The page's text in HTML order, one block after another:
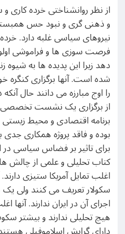
از نظر روانشناختی خرده کاری
و ذهنی گری و نبود حس
نیروهای سیاسی غلبه دارد. خرده
فرصت سوزی ها و فراموشی
دهد زیرا این پدیده ها به شیوه
شده است. آنها برگزاری کنگره
را اوج مبارزه می دانند حال
از برگزاری یک نشست تخصصی
برنامه اقتصادی و محیط
بوده و فاقد پروژه همکاری
برای تاثیر بر فضاس سیاسی در
کتاب تحلیلی و علمی از چالش
اغلب تمایل آمریکا ستیزی
سکولار تعریف می کنند ولی یک
اجرای آن در ایران ندارند. آنها
هیچ تحلیلی ندارند و بیشتر